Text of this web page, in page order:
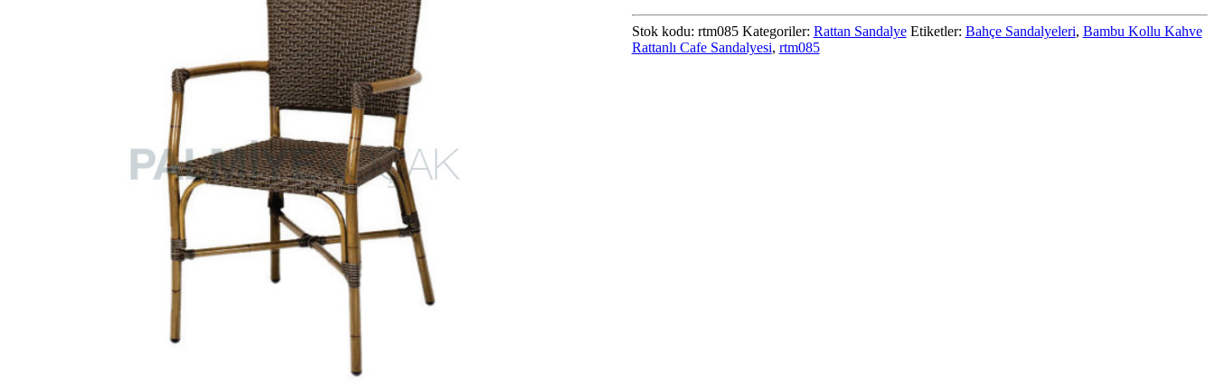
Stok kodu: rtm085 Kategoriler: Rattan Sandalye Etiketler: Bahçe Sandalyeleri, Bambu Kollu Kahve
Rattanlı Cafe Sandalyesi, rtm085